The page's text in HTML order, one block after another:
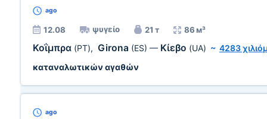
ago
12.08 ψυγείο 21 т 86 м³
Κοΐμπρα (PT), Girona (ES) — Κίεβο (UA) ~ 4283
καταναλωτικών αγαθών
ago